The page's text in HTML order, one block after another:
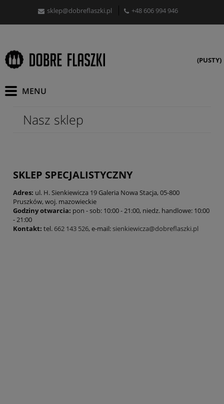
sklep@dobreflaszki.pl +48 606 994 946
(PUSTY)
Nasz sklep
SKLEP SPECJALISTYCZNY
Adres: ul. H. Sienkiewicza 19 Galeria Nowa Stacja, 05-800
Pruszków, woj. mazowieckie
Godziny otwarcia: pon - sob: 10:00 - 21:00, niedz. handlowe: 10:00
- 21:00
Kontakt: tel. 662 143 526, e-mail:sienkiewicza@dobreflaszki.pl